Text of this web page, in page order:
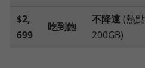
$2,
699
吃到飽
不降速(熱點
200GB)